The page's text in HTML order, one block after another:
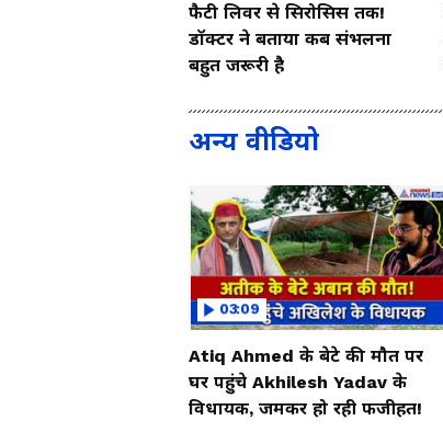
फैटी लिवर से सिरोसिस तक!
डॉक्टर ने बताया कब संभलना
बहुत जरूरी है
अन्य वीडियो
03:09
Atiq Ahmed के बेटे की मौत पर
घर पहुंचे Akhilesh Yadav के
विधायक, जमकर हो रही फजीहत!